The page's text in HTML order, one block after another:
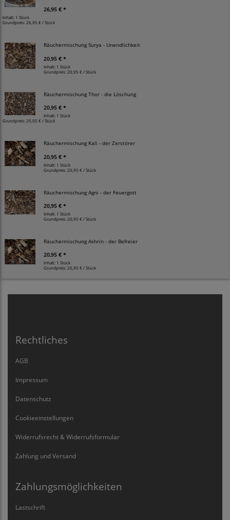
26,95 € *
Inhalt: 1 Stück
Grundpreis:26,95 € / Stück
Räuchermischung Surya - Unendlichkeit
20,95 € *
Inhalt: 1 Stück
Grundpreis: 20,95 € / Stück
Räuchermischung Thor - die Löschung
20,95 € *
Inhalt: 1 Stück
Grundpreis: 20,95 € / Stück
Räuchermischung Kali - der Zerstörer
20,95 € *
Inhalt: 1 Stück
Grundpreis: 20,95 € / Stück
Räuchermischung Agni - der Feuergott
20,95 € *
Inhalt: 1 Stück
Grundpreis: 20,95 € / Stück
Räuchermischung Ashrin - der Befreier
20,95 € *
Inhalt: 1 Stück
Grundpreis:20,95 € / Stück
Rechtliches
AGB
Impressum
Datenschutz
Cookieeinstellungen
Widerrufsrecht & Widerrufsformular
Zahlung und Versand
Zahlungsmöglichkeiten
Lastschrift